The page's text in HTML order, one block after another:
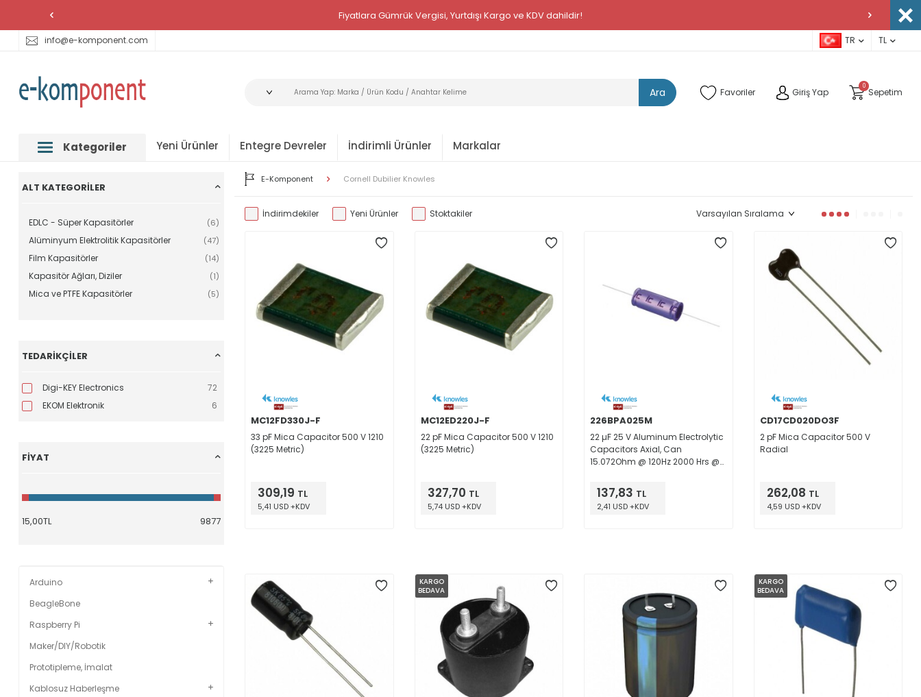
Fiyatlara Gümrük Vergisi, Yurtdışı Kargo ve KDV dahildir!
info@e-komponent.com TR TL
Ara Favoriler Giriş Yap
0
Sepetim
Kategoriler Yeni Ürünler Entegre Devreler İndirimli Ürünler Markalar
ALT KATEGORILER
EDLC - Süper Kapasitörler (6)
Alüminyum Elektrolitik Kapasitörler (47)
Film Kapasitörler (14)
Kapasitör Ağları, Diziler (1)
Mica ve PTFE Kapasitörler (5)
TEDARIKÇILER
Digi-KEY Electronics
72
EKOM Elektronik
6
FIYAT
Arduino
BeagleBone
Raspberry Pi
Maker/DIY/Robotik
Prototipleme, İmalat
Kablosuz Haberleşme
E-Komponent Cornell Dubilier Knowles
İndirimdekiler Yeni Ürünler Stoktakiler
MC12FD330J-F
33 pF Mica Capacitor 500 V 1210
(3225 Metric)
309,19 TL
5,41 USD +KDV
MC12ED220J-F
22 pF Mica Capacitor 500 V 1210
(3225 Metric)
327,70 TL
5,74 USD +KDV
226BPA025M
22 µF 25 V Aluminum Electrolytic
Capacitors Axial, Can
15.072Ohm @ 120Hz 2000 Hrs @
137,83 TL
2,41 USD +KDV
CD17CD020DO3F
2 pF Mica Capacitor 500 V
Radial
262,08 TL
4,59 USD +KDV
KARGO
BEDAVA
KARGO
BEDAVA